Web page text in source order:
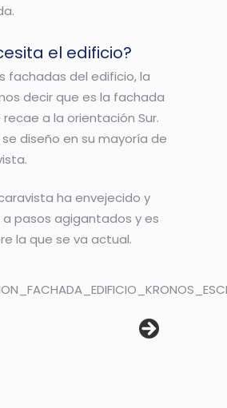
el edificio?
fachadas del edificio, la
decir que es la fachada
a la orientación Sur.
diseño en su mayoría de
ha envejecido y
pasos agigantados y es
la que se va actual.